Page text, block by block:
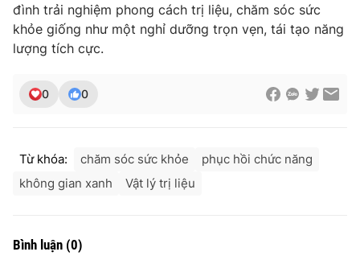
đình trải nghiệm phong cách trị liệu, chăm sóc sức
khỏe giống như một nghỉ dưỡng trọn vẹn, tái tạo năng
lượng tích cực.
0 0
Từ khóa: chăm sóc sức khỏe
phục hồi chức năng
không gian xanh
Vật lý trị liệu
Bình luận (0)